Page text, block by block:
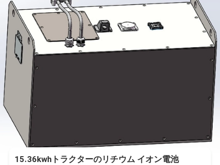
15.36kwhトラクターのリチウム イオン電池